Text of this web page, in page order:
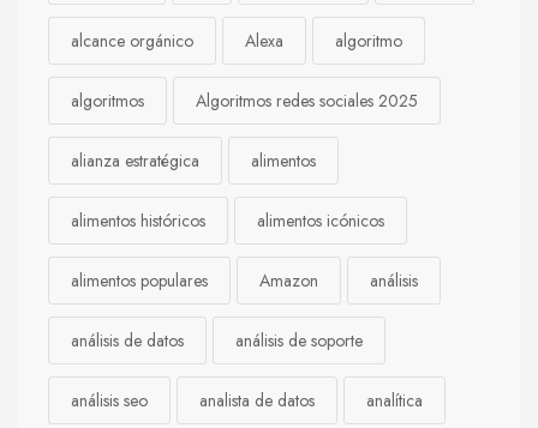
alcance orgánico Alexa algoritmo
algoritmos Algoritmos redes sociales 2025
alianza estratégica alimentos
alimentos históricos alimentos icónicos
alimentos populares Amazon análisis
análisis de datos análisis de soporte
análisis seo analista de datos analítica